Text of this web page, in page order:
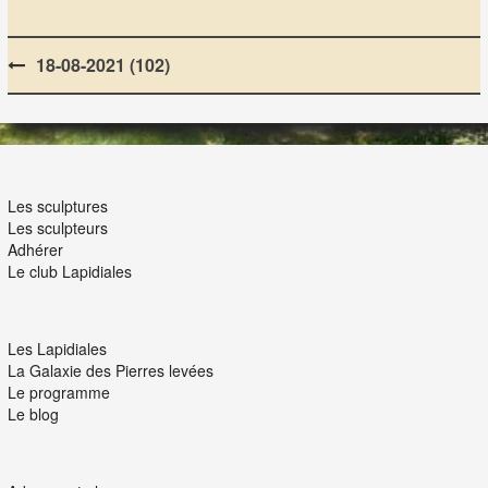
Post
navigation
18-08-2021 (102)
Les sculptures
Les sculpteurs
Adhérer
Le club Lapidiales
Les Lapidiales
La Galaxie des Pierres levées
Le programme
Le blog